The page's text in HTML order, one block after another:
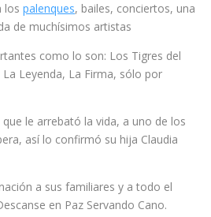
los palenques, bailes, conciertos, una
de muchísimos artistas
como lo son: Los Tigres del
Leyenda, La Firma, sólo por
le arrebató la vida, a uno de los
así lo confirmó su hija Claudia
a sus familiares y a todo el
en Paz Servando Cano.